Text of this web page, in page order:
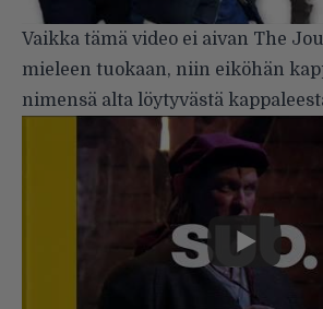
Vaikka tämä video ei aivan The
mieleen tuokaan, niin eiköhän
nimensä alta löytyvästä